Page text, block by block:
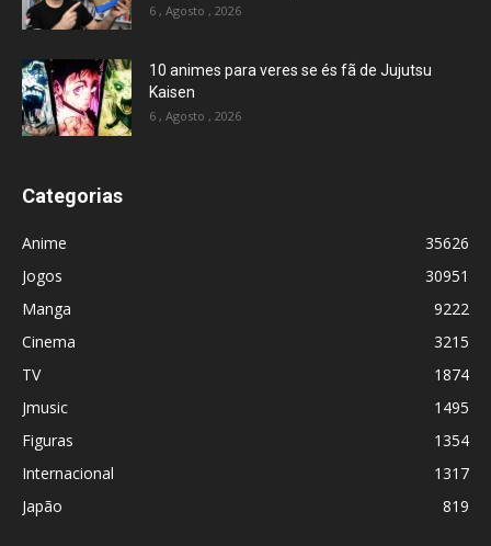
6 , Agosto , 2026
10 animes para veres se és fã de Jujutsu
Kaisen
6 , Agosto , 2026
Categorias
Anime
35626
Jogos
30951
Manga
9222
Cinema
3215
TV
1874
Jmusic
1495
Figuras
1354
Internacional
1317
Japão
819